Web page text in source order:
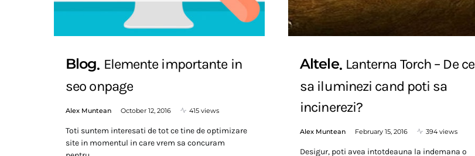
Blog Elemente importante in
seo onpage
Alex Muntean October 12, 2016 415 views
Toti suntem interesati de tot ce tine de optimizare
site in momentul in care vrem sa concuram
Altele Lanterna Torch – De ce
sa iluminezi cand poti sa
incinerezi?
Alex Muntean February 15, 2016 394 views
Desigur, poti avea intotdeauna la indemana o